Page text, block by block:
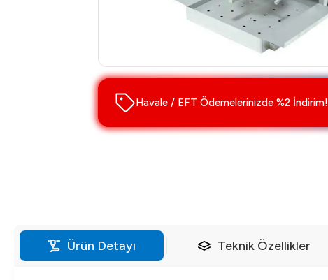
Havale / EFT Ödemelerinizde %2 İndirim!
Ürün Detayı Teknik Özellikler